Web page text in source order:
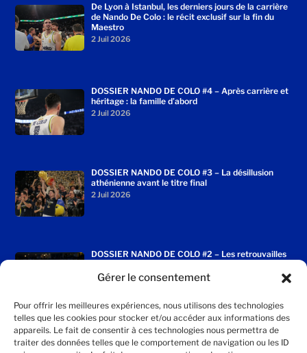
Gérer le consentement
Pour offrir les meilleures expériences, nous utilisons des technologies
telles que les cookies pour stocker et/ou accéder aux informations des
appareils. Le fait de consentir à ces technologies nous permettra de
traiter des données telles que le comportement de navigation ou les ID
De Lyon à Istanbul, les derniers jours de la carrière
de Nando De Colo : le récit exclusif sur la fin du
Maestro
2 Juil 2026
DOSSIER NANDO DE COLO #4 – Après carrière et
héritage : la famille d’abord
2 Juil 2026
DOSSIER NANDO DE COLO #3 – La désillusion
athénienne avant le titre final
2 Juil 2026
DOSSIER NANDO DE COLO #2 – Les retrouvailles
2 Juil 2026